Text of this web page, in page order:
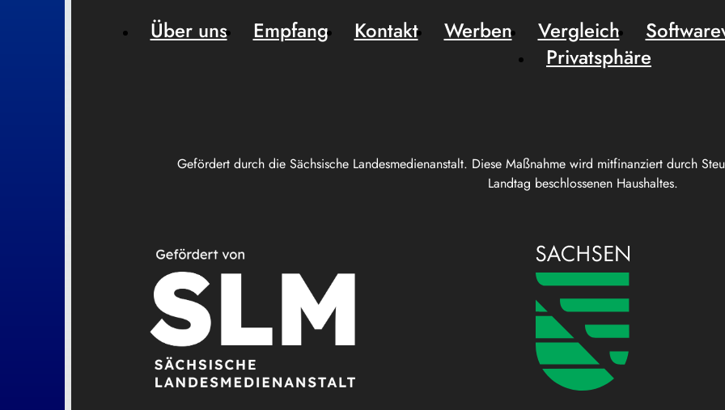
Gefördert durch die Sächsische Landesmedienanstalt. Diese Maßnahme wird mitfinanziert durch
Landtag beschlossenen Haushaltes.
Über uns Empfang Kontakt Werben Vergleich
Privatsphäre